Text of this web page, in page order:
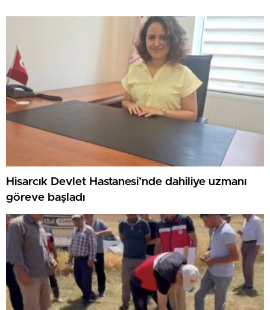
Hisarcık Devlet Hastanesi’nde dahiliye uzmanı
göreve başladı